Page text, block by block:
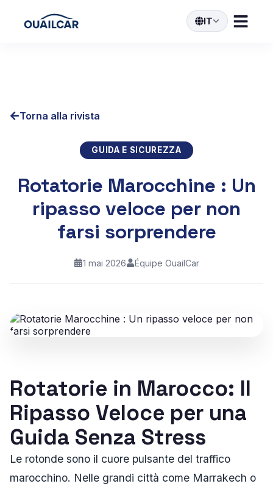
IT
Torna alla rivista
GUIDA E SICUREZZA
Rotatorie Marocchine : Un
ripasso veloce per non
farsi sorprendere
1 mai 2026 Équipe OuailCar
Rotatorie in Marocco: Il
Ripasso Veloce per una
Guida Senza Stress
Le rotonde sono il cuore pulsante del traffico
marocchino. Nelle grandi città come Marrakech o